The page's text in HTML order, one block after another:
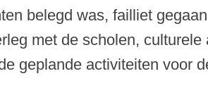
belegd was, failliet
met de scholen, culturele
geplande activiteiten voor